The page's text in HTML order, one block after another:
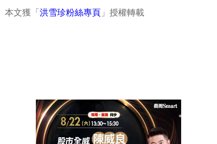
本文獲「 洪雪珍粉絲專頁 」授權轉載